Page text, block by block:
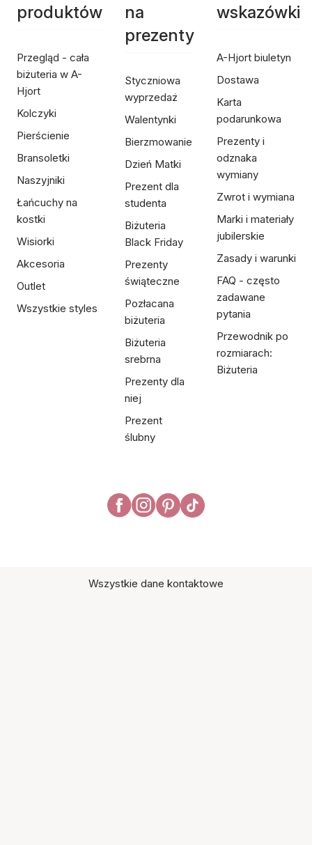
produktów
Przegląd - cała
biżuteria w A-
Hjort
Kolczyki
Pierścienie
Bransoletki
Naszyjniki
Łańcuchy na
kostki
Wisiorki
Akcesoria
Outlet
Wszystkie styles
na
prezenty
Styczniowa
wyprzedaż
Walentynki
Bierzmowanie
Dzień Matki
Prezent dla
studenta
Biżuteria
Black Friday
Prezenty
świąteczne
Pozłacana
biżuteria
Biżuteria
srebrna
Prezenty dla
niej
Prezent
ślubny
wskazówki
A-Hjort biuletyn
Dostawa
Karta
podarunkowa
Prezenty i
odznaka
wymiany
Zwrot i wymiana
Marki i materiały
jubilerskie
Zasady i warunki
FAQ - często
zadawane
pytania
Przewodnik po
rozmiarach:
Biżuteria
Wszystkie dane kontaktowe